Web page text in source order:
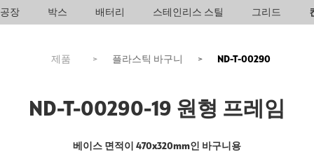
공장 박스 배터리 스테인리스 스틸 그리드
제품 > 플라스틱 바구니 > ND-T-00290
ND-T-00290-19 원형 프레임
베이스 면적이 470x320mm인 바구니용